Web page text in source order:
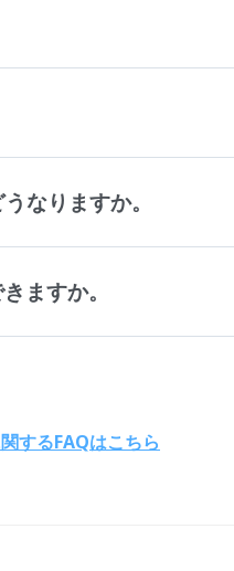
なりますか。
ますか。
するFAQはこちら